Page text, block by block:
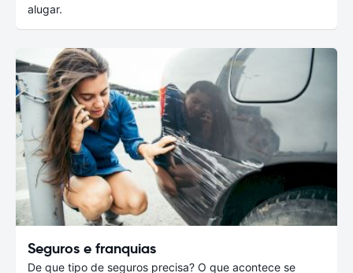
alugar.
Seguros e franquias
De que tipo de seguros precisa? O que acontece se